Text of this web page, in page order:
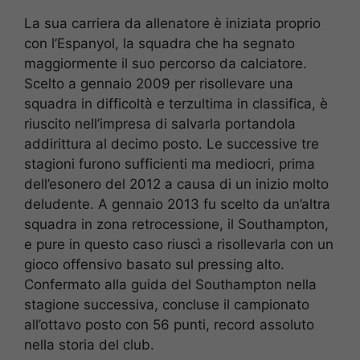
La sua carriera da allenatore è iniziata proprio
con l’Espanyol, la squadra che ha segnato
maggiormente il suo percorso da calciatore.
Scelto a gennaio 2009 per risollevare una
squadra in difficoltà e terzultima in classifica, è
riuscito nell’impresa di salvarla portandola
addirittura al decimo posto. Le successive tre
stagioni furono sufficienti ma mediocri, prima
dell’esonero del 2012 a causa di un inizio molto
deludente. A gennaio 2013 fu scelto da un’altra
squadra in zona retrocessione, il Southampton,
e pure in questo caso riuscì a risollevarla con un
gioco offensivo basato sul pressing alto.
Confermato alla guida del Southampton nella
stagione successiva, concluse il campionato
all’ottavo posto con 56 punti, record assoluto
nella storia del club.